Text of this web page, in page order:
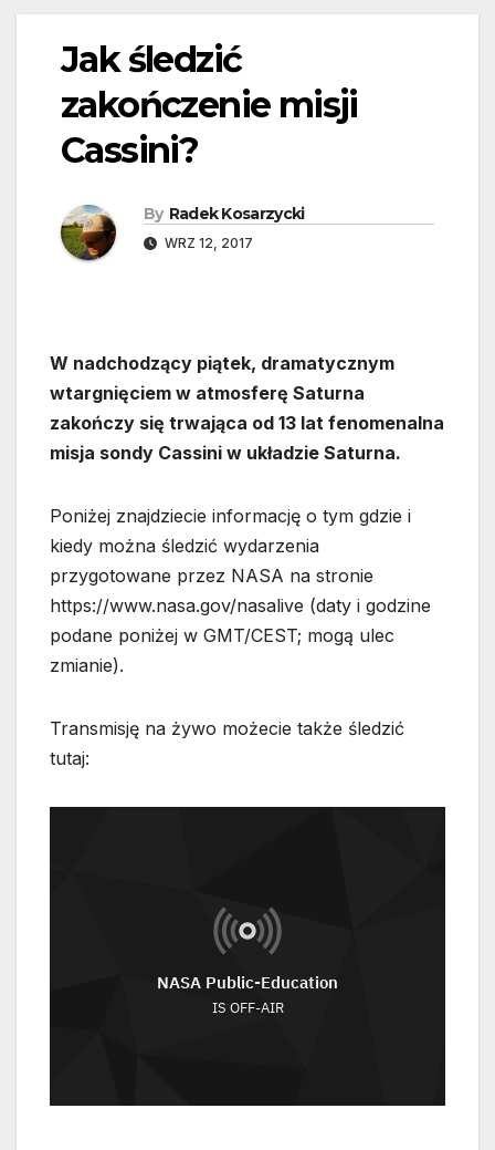
Jak śledzić
zakończenie misji
Cassini?
By Radek Kosarzycki
WRZ 12, 2017
W nadchodzący piątek, dramatycznym
wtargnięciem w atmosferę Saturna
zakończy się trwająca od 13 lat fenomenalna
misja sondy Cassini w układzie Saturna.
Poniżej znajdziecie informację o tym gdzie i
kiedy można śledzić wydarzenia
przygotowane przez NASA na stronie
https://www.nasa.gov/nasalive (daty i godzine
podane poniżej w GMT/CEST; mogą ulec
zmianie).
Transmisję na żywo możecie także śledzić
tutaj: